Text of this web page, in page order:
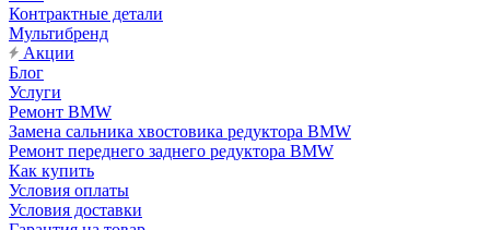
Контрактные детали
Мультибренд
Акции
Блог
Услуги
Ремонт BMW
Замена сальника хвостовика редуктора BMW
Ремонт переднего заднего редуктора BMW
Как купить
Условия оплаты
Условия доставки